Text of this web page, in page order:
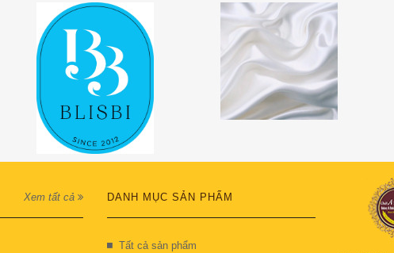
Xem tất cả DANH MỤC SẢN PHẨM
Tất cả sản phẩm